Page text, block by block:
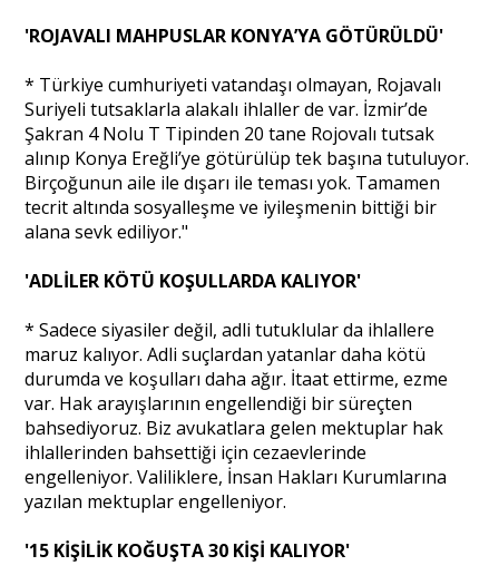
'ROJAVALI MAHPUSLAR KONYA’YA GÖTÜRÜLDÜ'
* Türkiye cumhuriyeti vatandaşı olmayan, Rojavalı
Suriyeli tutsaklarla alakalı ihlaller de var. İzmir’de
Şakran 4 Nolu T Tipinden 20 tane Rojovalı tutsak
alınıp Konya Ereğli’ye götürülüp tek başına tutuluyor.
Birçoğunun aile ile dışarı ile teması yok. Tamamen
tecrit altında sosyalleşme ve iyileşmenin bittiği bir
alana sevk ediliyor."
'ADLİLER KÖTÜ KOŞULLARDA KALIYOR'
* Sadece siyasiler değil, adli tutuklular da ihlallere
maruz kalıyor. Adli suçlardan yatanlar daha kötü
durumda ve koşulları daha ağır. İtaat ettirme, ezme
var. Hak arayışlarının engellendiği bir süreçten
bahsediyoruz. Biz avukatlara gelen mektuplar hak
ihlallerinden bahsettiği için cezaevlerinde
engelleniyor. Valiliklere, İnsan Hakları Kurumlarına
yazılan mektuplar engelleniyor.
'15 KİŞİLİK KOĞUŞTA 30 KİŞİ KALIYOR'